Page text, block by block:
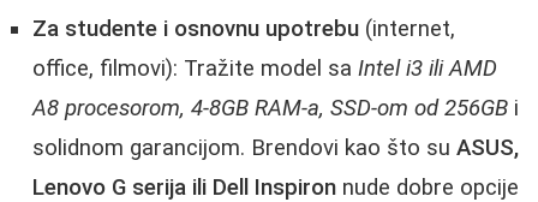
Za studente i osnovnu upotrebu (internet,
office, filmovi): Tražite model sa Intel i3 ili AMD
A8 procesorom, 4-8GB RAM-a, SSD-om od 256GB i
solidnom garancijom. Brendovi kao što su ASUS,
Lenovo G serija ili Dell Inspiron nude dobre opcije